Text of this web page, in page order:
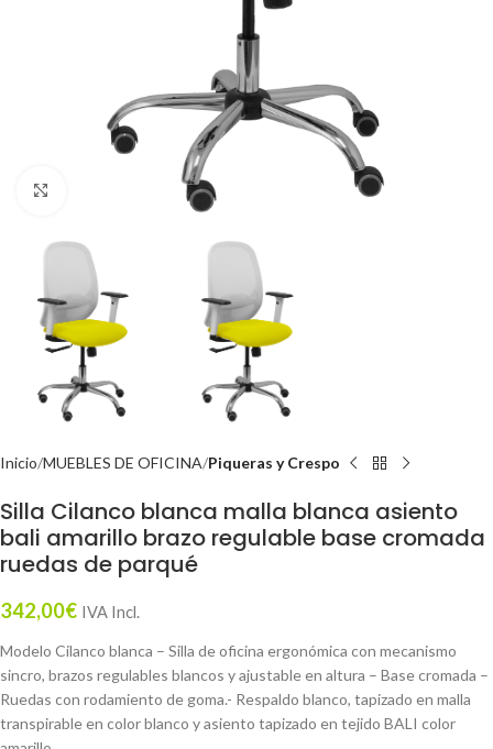
Inicio MUEBLES DE OFICINA Piqueras y Crespo
Silla Cilanco blanca malla blanca asiento
bali amarillo brazo regulable base cromada
ruedas de parqué
342,00€ IVA Incl.
Modelo Cilanco blanca – Silla de oficina ergonómica con mecanismo
sincro, brazos regulables blancos y ajustable en altura – Base cromada –
Ruedas con rodamiento de goma.- Respaldo blanco, tapizado en malla
transpirable en color blanco y asiento tapizado en tejido BALI color